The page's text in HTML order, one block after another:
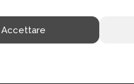
Accettare
| Conditions générales de ventes